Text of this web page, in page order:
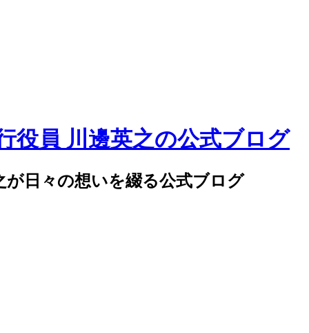
が日々の想いを綴る公式ブログ